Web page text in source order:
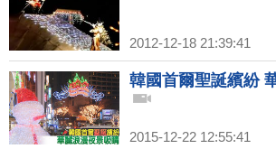
2012-12-18 21:39:41
韓國首爾聖誕繽紛
2015-12-22 12:55:41